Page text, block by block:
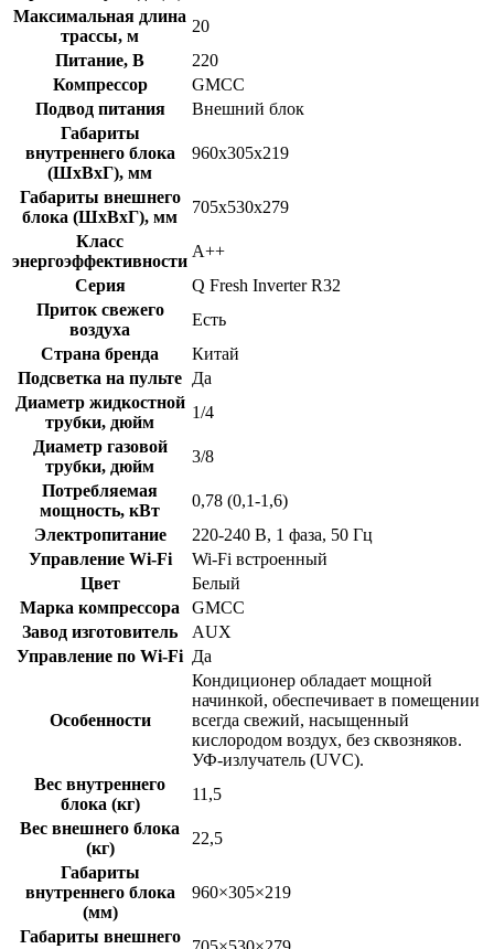
Максимальная длина
трассы, м
20
Питание, В
220
Компрессор
GMCC
Подвод питания
Внешний блок
Габариты
внутреннего блока
(ШхВхГ), мм
960х305х219
Габариты внешнего
блока (ШхВхГ), мм
705х530х279
Класс
энергоэффективности
A++
Серия
Q Fresh Inverter R32
Приток свежего
воздуха
Есть
Страна бренда
Китай
Подсветка на пульте Да
Диаметр жидкостной
трубки, дюйм
1/4
Диаметр газовой
трубки, дюйм
3/8
Потребляемая
мощность, кВт
0,78 (0,1-1,6)
Электропитание
220-240 В, 1 фаза, 50 Гц
Управление Wi-Fi
Wi-Fi встроенный
Цвет
Белый
Марка компрессора
GMCC
Завод изготовитель
AUX
Управление по Wi-Fi Да
Особенности
Кондиционер обладает мощной
начинкой, обеспечивает в помещении
всегда свежий, насыщенный
кислородом воздух, без сквозняков.
УФ-излучатель (UVC).
Вес внутреннего
блока (кг)
11,5
Вес внешнего блока
(кг)
22,5
Габариты
внутреннего блока
(мм)
960×305×219
Габариты внешнего